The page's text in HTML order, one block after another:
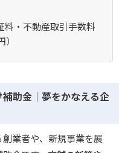
料・不動産取引手数料
助金｜夢をかなえる企
業者や、新規事業を展